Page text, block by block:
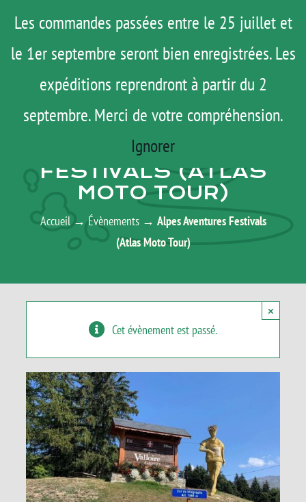
Les commandes passées entre le 25 juillet et
le 1er septembre seront bien enregistrées. Les
expéditions reprendront à partir du 2
septembre. Merci de votre compréhension.
Ignorer
contenu
Menu
ROAD TRIP
ACTUS
TESTS
AGENDA
TUTOS
AGENDA
ALPES AVENTURES
FESTIVALS (ATLAS
MOTO TOUR)
Accueil→ Évènements→ Alpes Aventures Festivals
(Atlas Moto Tour)
Cet évènement est passé.
×